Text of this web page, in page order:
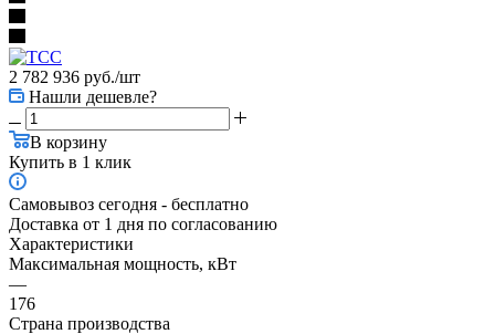
2 782 936 руб./шт
Нашли дешевле?
В корзину
Купить в 1 клик
Самовывоз сегодня - бесплатно
Доставка от 1 дня по согласованию
Характеристики
Максимальная мощность, кВт
—
176
Страна производства